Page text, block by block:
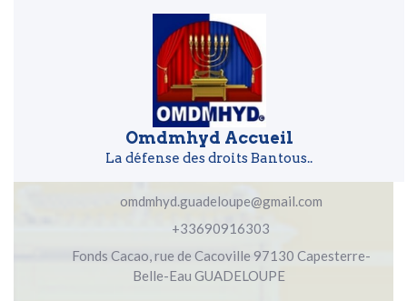
Omdmhyd Accueil
La défense des droits Bantous..
omdmhyd.guadeloupe@gmail.com
+33690916303
Fonds Cacao, rue de Cacoville 97130 Capesterre-
Belle-Eau GUADELOUPE